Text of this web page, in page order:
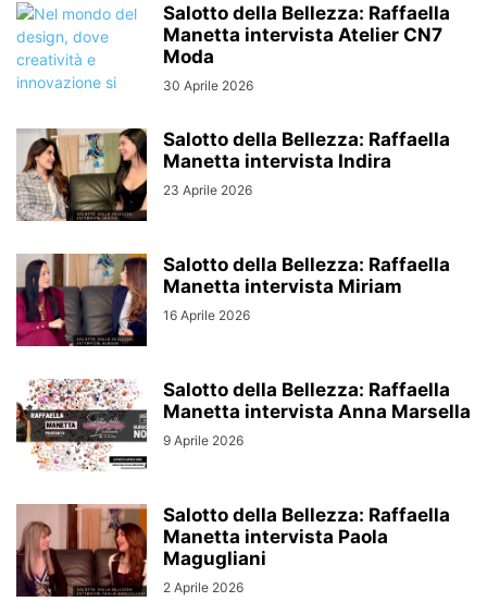
Salotto della Bellezza: Raffaella
Manetta intervista Atelier CN7
Moda
30 Aprile 2026
Salotto della Bellezza: Raffaella
Manetta intervista Indira
23 Aprile 2026
Salotto della Bellezza: Raffaella
Manetta intervista Miriam
16 Aprile 2026
Salotto della Bellezza: Raffaella
Manetta intervista Anna Marsella
9 Aprile 2026
Salotto della Bellezza: Raffaella
Manetta intervista Paola
Magugliani
2 Aprile 2026